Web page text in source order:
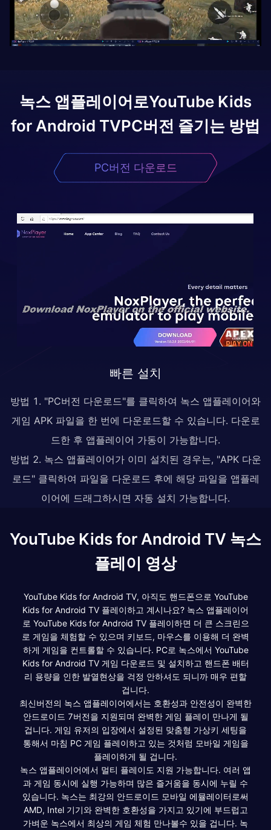
녹스 앱플레이어로YouTube Kids
for Android TVPC버전 즐기는 방법
PC버전 다운로드
빠른 설치
방법 1. "PC버전 다운로드"를 클릭하여 녹스 앱플레이어와
게임 APK 파일을 한 번에 다운로드할 수 있습니다. 다운로
드한 후 앱플레이어 가동이 가능합니다.
방법 2. 녹스 앱플레이어가 이미 설치된 경우는, "APK 다운
로드" 클릭하여 파일을 다운로드 후에 해당 파일을 앱플레
이어에 드래그하시면 자동 설치 가능합니다.
YouTube Kids for Android TV 녹스
플레이 영상
YouTube Kids for Android TV, 아직도 핸드폰으로 YouTube
Kids for Android TV 플레이하고 계시나요? 녹스 앱플레이어
로 YouTube Kids for Android TV 플레이하면 더 큰 스크린으
로 게임을 체험할 수 있으며 키보드, 마우스를 이용해 더 완벽
하게 게임을 컨트롤할 수 있습니다. PC로 녹스에서 YouTube
Kids for Android TV 게임 다운로드 및 설치하고 핸드폰 배터
리 용량을 인한 발열현상을 걱정 안하셔도 되니까 매우 편할
겁니다.
최신버전의 녹스 앱플레이어에서는 호환성과 안전성이 완벽한
안드로이드 7버전을 지원되며 완벽한 게임 플레이 만나게 될
겁니다. 게임 유저의 입장에서 설정된 맞춤형 가상키 세팅을
통해서 마침 PC 게임 플레이하고 있는 것처럼 모바일 게임을
플레이하게 될 겁니다.
녹스 앱플레이어에서 멀티 플레이도 지원 가능합니다. 여러 앱
과 게임 동시에 실행 가능하며 많은 즐거움을 동시에 누릴 수
있습니다. 녹스는 최강의 안드로이드 모바일 에뮬레이터로써
AMD, Intel 기기와 완벽한 호환성을 가지고 있기에 부드럽고
가벼운 녹스에서 최상의 게임 체험 만나볼수 있을 겁니다. 녹